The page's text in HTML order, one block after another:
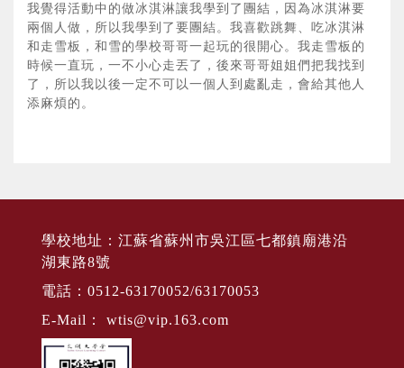
我覺得活動中的做冰淇淋讓我學到了團結，因為冰淇淋要
兩個人做，所以我學到了要團結。我喜歡跳舞、吃冰淇淋
和走雪板，和雪的學校哥哥一起玩的很開心。我走雪板的
時候一直玩，一不小心走丟了，後來哥哥姐姐們把我找到
了，所以我以後一定不可以一個人到處亂走，會給其他人
添麻煩的。
學校地址：江蘇省蘇州市吳江區七都鎮廟港沿
湖東路8號
電話：0512-63170052/63170053
E-Mail： wtis@vip.163.com